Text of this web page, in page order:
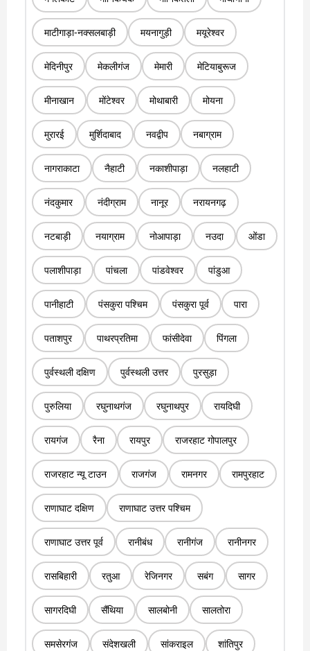
माटीगाड़ा-नक्सलबाड़ी मयनागुड़ी मयूरेश्वर
मेदिनीपुर मेकलीगंज मेमारी मेटियाबुरूज
मीनाखान मोंटेश्वर मोथाबारी मोयना
मुरारई मुर्शिदाबाद नवद्वीप नबाग्राम
नागराकाटा नैहाटी नकाशीपाड़ा नलहाटी
नंदकुमार नंदीग्राम नानूर नरायनगढ़
नटबाड़ी नयाग्राम नोआपाड़ा नउदा ओंडा
पलाशीपाड़ा पांचला पांडवेश्वर पांडुआ
पानीहाटी पंसकुरा पश्चिम पंसकुरा पूर्व पारा
पताशपुर पाथरप्रतिमा फांसीदेवा पिंगला
पुर्वस्थली दक्षिण पुर्वस्थली उत्तर पुरसुड़ा
पुरुलिया रघुनाथगंज रघुनाथपुर रायदिघी
रायगंज रैना रायपुर राजरहाट गोपालपुर
राजरहाट न्यू टाउन राजगंज रामनगर रामपुरहाट
राणाघाट दक्षिण राणाघाट उत्तर पश्चिम
राणाघाट उत्तर पूर्व रानीबंध रानीगंज रानीनगर
रासबिहारी रतुआ रेजिनगर सबंग सागर
सागरदिघी सैंथिया सालबोनी सालतोरा
समसेरगंज संदेशखली सांकराइल शांतिपुर